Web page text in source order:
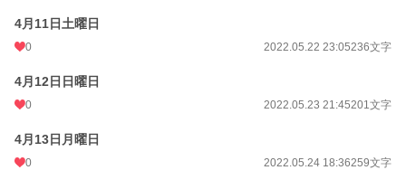
4月11日土曜日
0 2022.05.22 23:05236文字
4月12日日曜日
0 2022.05.23 21:45201文字
4月13日月曜日
0 2022.05.24 18:36259文字